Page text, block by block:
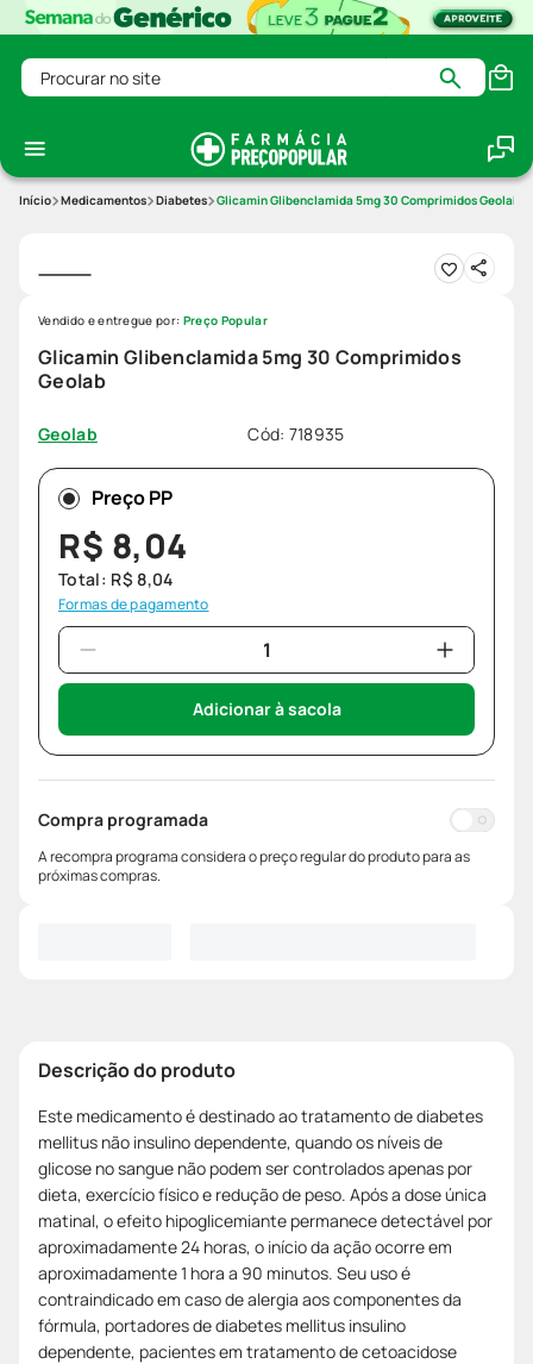
Procurar no site
Medicamentos Diabetes Glicamin Glibenclamida 5mg 30 Comprimidos Geolab
Glicamin Glibenclamida 5mg 30 Comprimidos
Geolab
Geolab Cód: 718935
Vendido e entregue por: Preço Popular
Preço PP
R$ 8,04
Total: R$ 8,04
Formas de pagamento
Adicionar à sacola
Compra programada
A recompra programa considera o preço regular do produto para as
próximas compras.
Descrição do produto
Este medicamento é destinado ao tratamento de diabetes
mellitus não insulino dependente, quando os níveis de
glicose no sangue não podem ser controlados apenas por
dieta, exercício físico e redução de peso. Após a dose única
matinal, o efeito hipoglicemiante permanece detectável por
aproximadamente 24 horas, o início da ação ocorre em
aproximadamente 1 hora a 90 minutos. Seu uso é
contraindicado em caso de alergia aos componentes da
fórmula, portadores de diabetes mellitus insulino
dependente, pacientes em tratamento de cetoacidose